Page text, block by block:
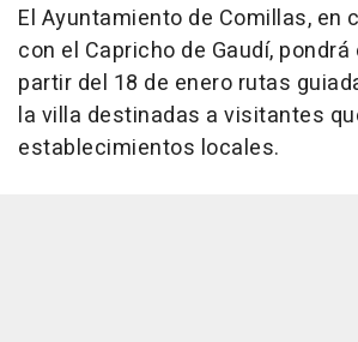
El Ayuntamiento de Comillas, en
con el Capricho de Gaudí,
partir del 18 de enero rutas
la villa destinadas a visitantes
establecimientos locales.